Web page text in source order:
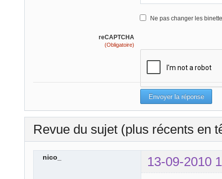
Ne pas changer les
reCAPTCHA
(Obligatoire)
Revue du sujet (plus récents en
nico_ 13-09-2010